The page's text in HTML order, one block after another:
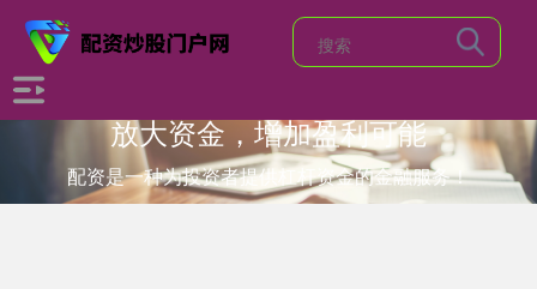
放大资金，增加盈利可能
配资是一种为投资者提供杠杆资金的金融服务！